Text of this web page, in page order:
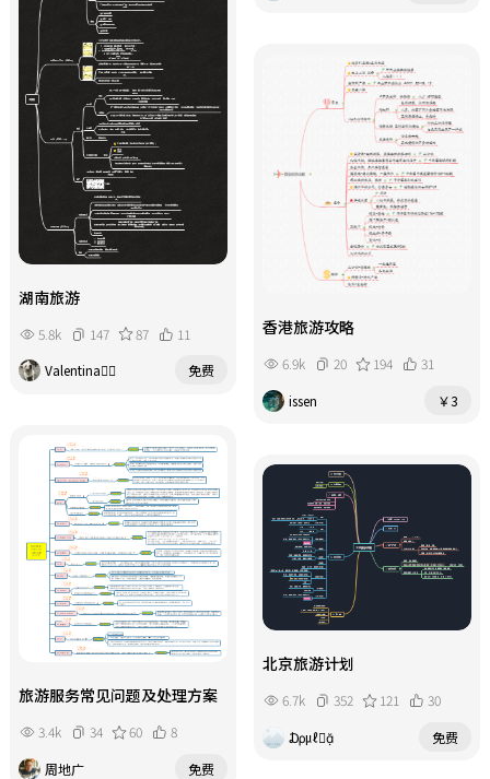
湖南旅游
5.8k 147 87
11
Valentina
免费
香港旅游攻略
6.9k 20 194
31
issen
￥3
旅游服务常见问题及处理方案
3.4k 34 60
8
周地广
免费
北京旅游计划
6.7k 352 121
30
₯㎕
免费